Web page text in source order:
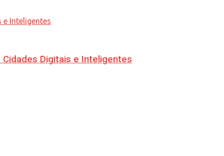
Digitais e Inteligentes